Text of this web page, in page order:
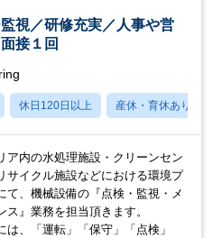
視／研修充実／人事や営
接１回
休日120日以上 産休・育休あり
ア内の水処理施設・クリーンセン
サイクル施設などにおける環境プ
て、機械設備の『点検・監視・メ
ス』業務を担当頂きます。
は、「運転」「保守」「点検」